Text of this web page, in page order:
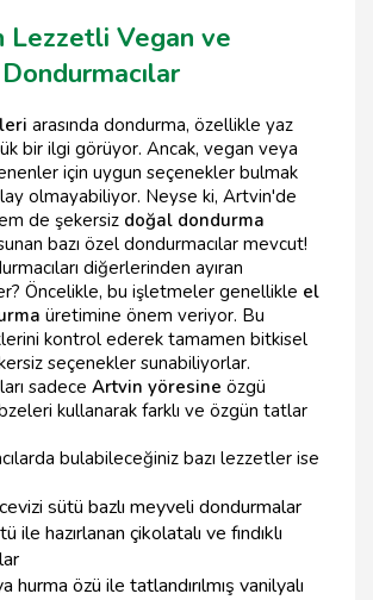
Lezzetli Vegan ve
arasında dondurma, özellikle yaz
bir ilgi görüyor. Ancak, vegan veya
için uygun seçenekler bulmak
olmayabiliyor. Neyse ki, Artvin'de
de şekersiz doğal dondurma
bazı özel dondurmacılar mevcut!
diğerlerinden ayıran
Öncelikle, bu işletmeler genellikle el
üretimine önem veriyor. Bu
kontrol ederek tamamen bitkisel
seçenekler sunabiliyorlar.
sadece Artvin yöresine özgü
kullanarak farklı ve özgün tatlar
bulabileceğiniz bazı lezzetler ise
sütü bazlı meyveli dondurmalar
ile hazırlanan çikolatalı ve fındıklı
hurma özü ile tatlandırılmış vanilyalı